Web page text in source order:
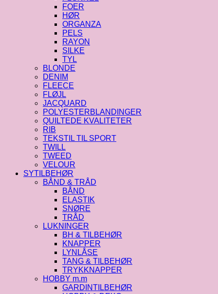
FOER
HØR
ORGANZA
PELS
RAYON
SILKE
TYL
BLONDE
DENIM
FLEECE
FLØJL
JACQUARD
POLYESTERBLANDINGER
QUILTEDE KVALITETER
RIB
TEKSTIL TIL SPORT
TWILL
TWEED
VELOUR
SYTILBEHØR
BÅND & TRÅD
BÅND
ELASTIK
SNØRE
TRÅD
LUKNINGER
BH & TILBEHØR
KNAPPER
LYNLÅSE
TANG & TILBEHØR
TRYKKNAPPER
HOBBY m.m
GARDINTILBEHØR